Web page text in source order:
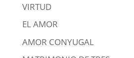
VIRTUD
EL AMOR
AMOR CONYUGAL